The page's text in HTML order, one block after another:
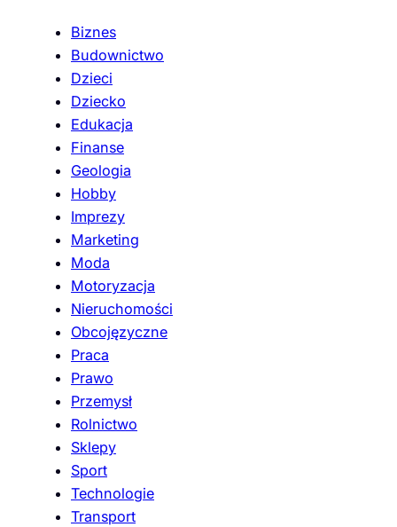
Biznes
Budownictwo
Dzieci
Dziecko
Edukacja
Finanse
Geologia
Hobby
Imprezy
Marketing
Moda
Motoryzacja
Nieruchomości
Obcojęzyczne
Praca
Prawo
Przemysł
Rolnictwo
Sklepy
Sport
Technologie
Transport